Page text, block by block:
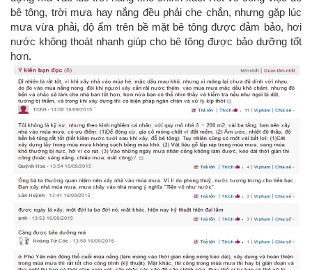
bê tông, trời mưa hay nắng đều phải che chắn, nhưng gặp lúc
mưa vừa phải, độ ẩm trên bề mặt bê tông được đảm bảo, hơi
nước không thoát nhanh giúp cho bê tông được bảo dưỡng tốt
hơn.